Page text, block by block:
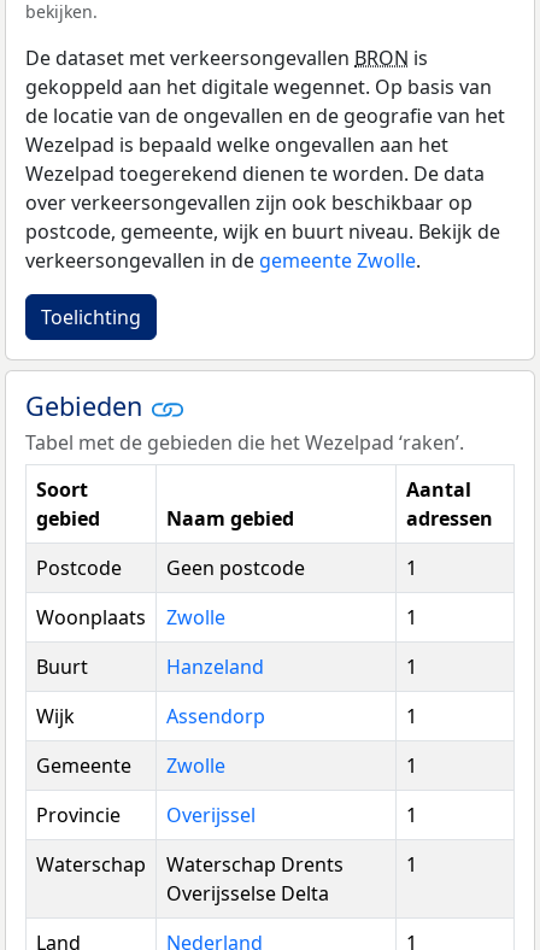
bekijken.
De dataset met verkeersongevallen BRON is
gekoppeld aan het digitale wegennet. Op basis van
de locatie van de ongevallen en de geografie van het
Wezelpad is bepaald welke ongevallen aan het
Wezelpad toegerekend dienen te worden. De data
over verkeersongevallen zijn ook beschikbaar op
postcode, gemeente, wijk en buurt niveau. Bekijk de
verkeersongevallen in de gemeente Zwolle.
Toelichting
Gebieden
Tabel met de gebieden die het Wezelpad ‘raken’.
Soort
gebied
Naam gebied
Aantal
adressen
Postcode
Geen postcode
1
Woonplaats
Zwolle
1
Buurt
Hanzeland
1
Wijk
Assendorp
1
Gemeente
Zwolle
1
Provincie
Overijssel
1
Waterschap
Waterschap Drents
Overijsselse Delta
1
Land Nederland 1